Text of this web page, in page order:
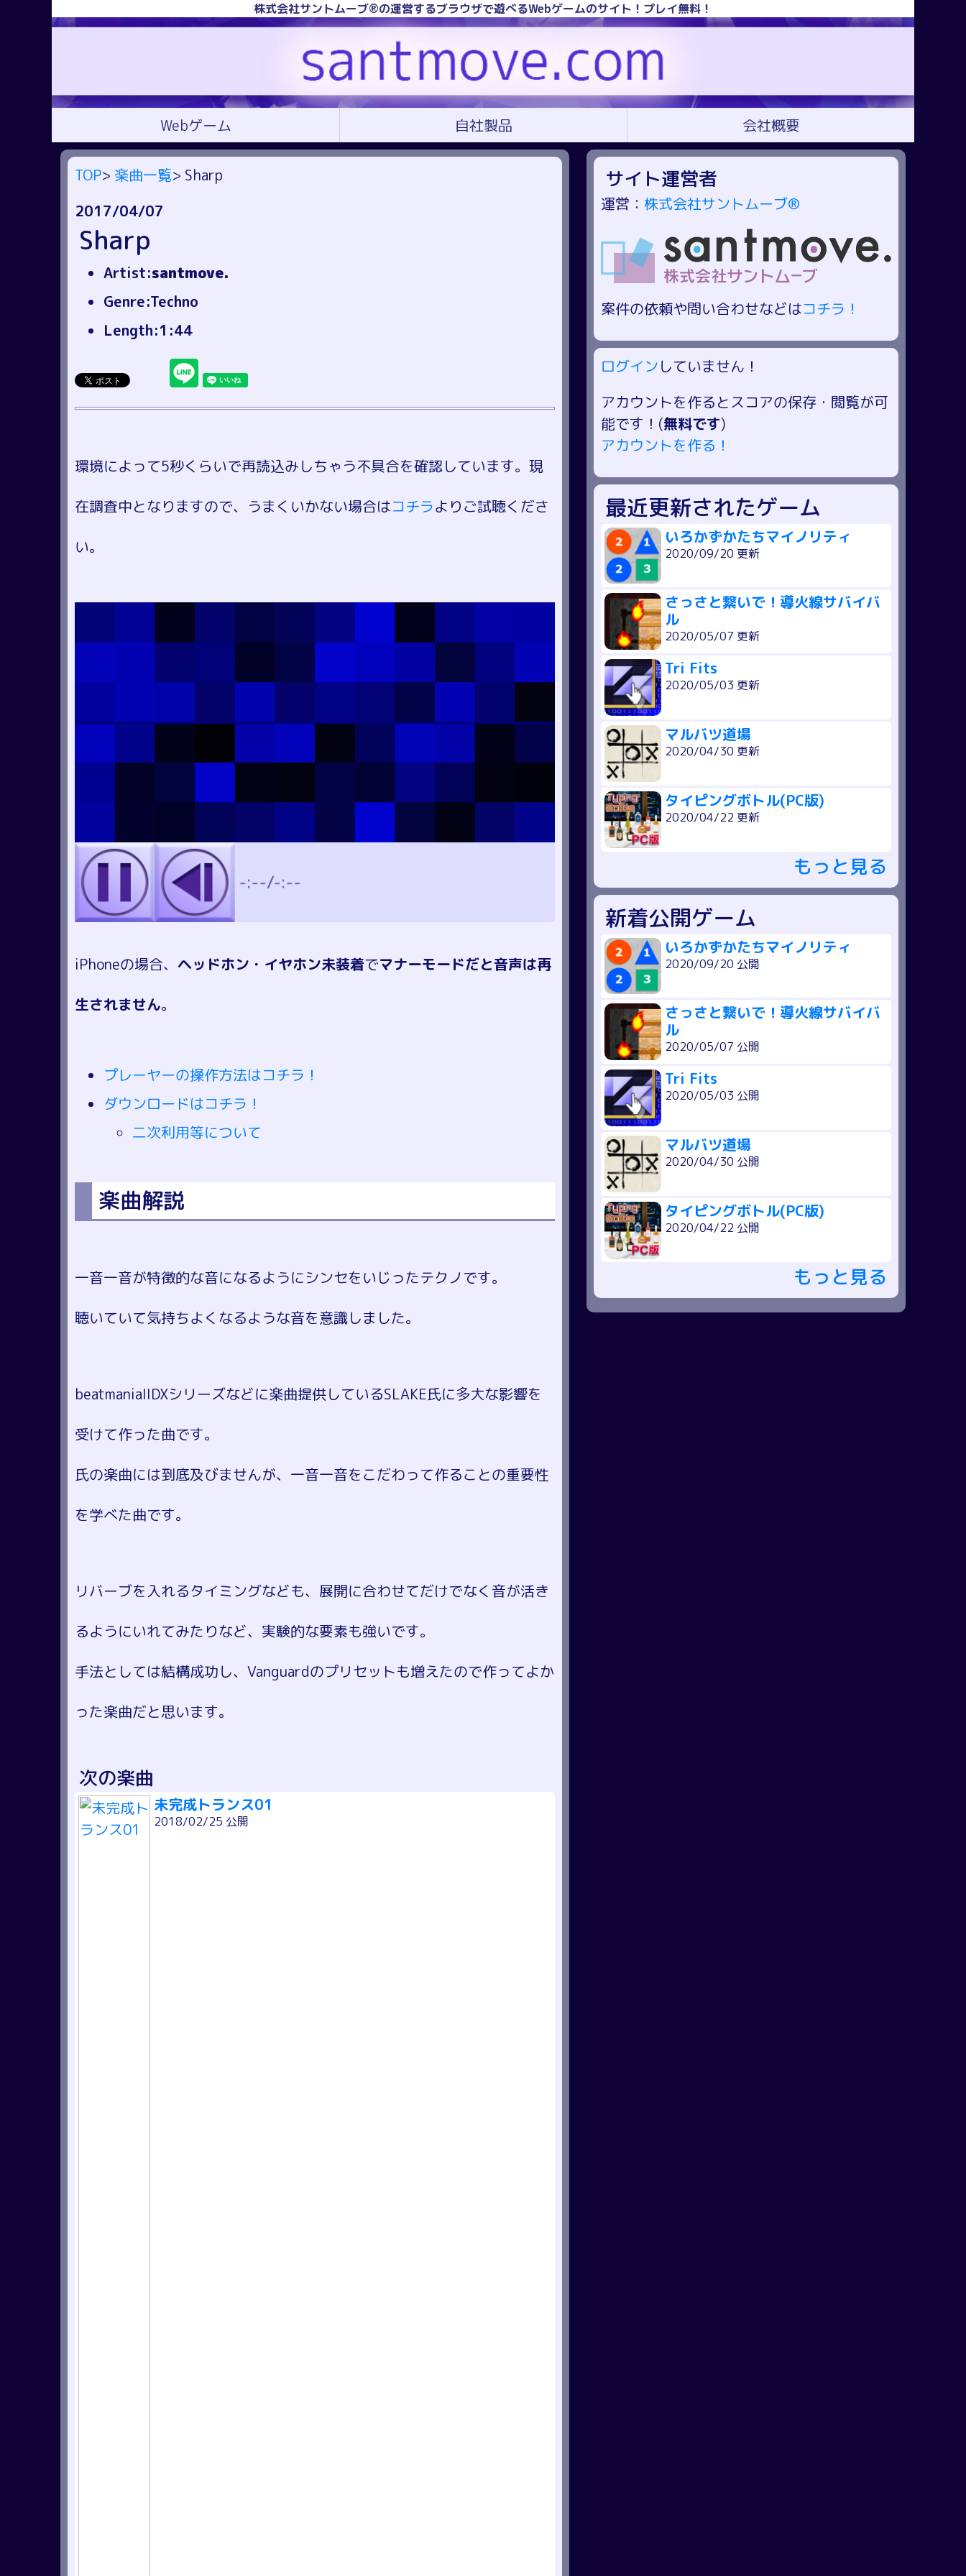
株式会社サントムーブ®の運営するブラウザで遊べるWebゲームのサイト！プレイ無料！
Webゲーム 自社製品 会社概要
TOP> 楽曲一覧> Sharp
2017/04/07
Sharp
Artist:santmove.
Genre:Techno
Length:1:44
環境によって5秒くらいで再読込みしちゃう不具合を確認しています。現
在調査中となりますので、うまくいかない場合はコチラよりご試聴くださ
い。
iPhoneの場合、 ヘッドホン・イヤホン未装着でマナーモードだと音声は再
生されません。
プレーヤーの操作方法はコチラ！
ダウンロードはコチラ！
二次利用等について
楽曲解説
一音一音が特徴的な音になるようにシンセをいじったテクノです。
聴いていて気持ちよくなるような音を意識しました。
beatmaniaIIDXシリーズなどに楽曲提供しているSLAKE氏に多大な影響を
受けて作った曲です。
氏の楽曲には到底及びませんが、一音一音をこだわって作ることの重要性
を学べた曲です。
リバーブを入れるタイミングなども、展開に合わせてだけでなく音が活き
るようにいれてみたりなど、実験的な要素も強いです。
手法としては結構成功し、Vanguardのプリセットも増えたので作ってよか
った楽曲だと思います。
次の楽曲
未完成トランス01
2018/02/25 公開
サイト運営者
運営： 株式会社サントムーブ®
案件の依頼や問い合わせなどはコチラ！
ログインしていません！
アカウントを作るとスコアの保存・閲覧が可
能です！(無料です)
アカウントを作る！
最近更新されたゲーム
いろかずかたちマイノリティ
2020/09/20 更新
さっさと繋いで！導火線サバイバ
ル
2020/05/07 更新
Tri Fits
2020/05/03 更新
マルバツ道場
2020/04/30 更新
タイピングボトル(PC版)
2020/04/22 更新
もっと見る
新着公開ゲーム
いろかずかたちマイノリティ
2020/09/20 公開
さっさと繋いで！導火線サバイバ
ル
2020/05/07 公開
Tri Fits
2020/05/03 公開
マルバツ道場
2020/04/30 公開
タイピングボトル(PC版)
2020/04/22 公開
もっと見る